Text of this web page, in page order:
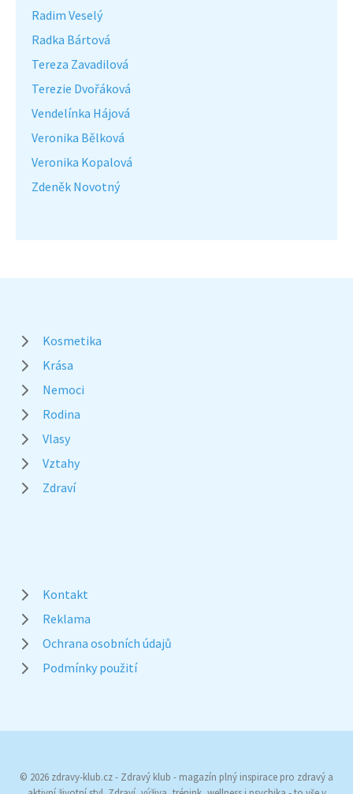
Radim Veselý
Radka Bártová
Tereza Zavadilová
Terezie Dvořáková
Vendelínka Hájová
Veronika Bělková
Veronika Kopalová
Zdeněk Novotný
Kosmetika
Krása
Nemoci
Rodina
Vlasy
Vztahy
Zdraví
Kontakt
Reklama
Ochrana osobních údajů
Podmínky použití
© 2026 zdravy-klub.cz - Zdravý klub - magazín plný inspirace pro zdravý a